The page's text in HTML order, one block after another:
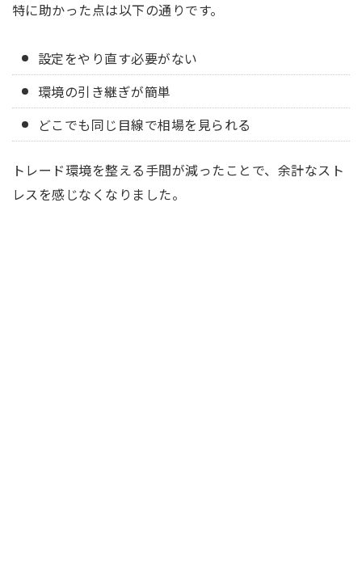
特に助かった点は以下の通りです。
設定をやり直す必要がない
環境の引き継ぎが簡単
どこでも同じ目線で相場を見られる
トレード環境を整える手間が減ったことで、余計なスト
レスを感じなくなりました。